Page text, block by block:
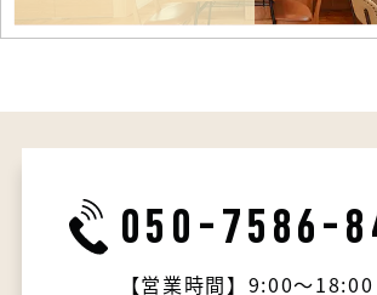
050-7586-
【営業時間】9:00～18:00